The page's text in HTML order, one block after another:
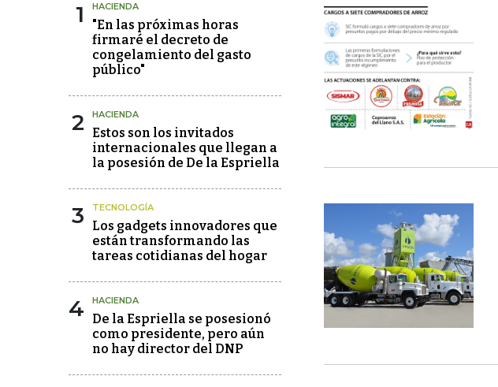
1 HACIENDA
"En las próximas horas
firmaré el decreto de
congelamiento del gasto
público"
2 HACIENDA
Estos son los invitados
internacionales que llegan a
la posesión de De la Espriella
3 TECNOLOGÍA
Los gadgets innovadores que
están transformando las
tareas cotidianas del hogar
4 HACIENDA
De la Espriella se posesionó
como presidente, pero aún
no hay director del DNP